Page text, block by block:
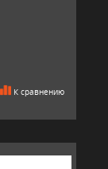
К сравнению